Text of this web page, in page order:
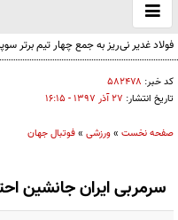
باز
و
فولاد غدیر نی‌ریز به جمع چهار تیم برتر
کد خبر: ۵۸۲۴۷۸
تاریخ انتشار: ۲۷ آذر ۱۳۹۷ - ۱۶:۱۵
صفحه نخست »ورزشی »فوتبال جهان
سرمربی ایران جانشین